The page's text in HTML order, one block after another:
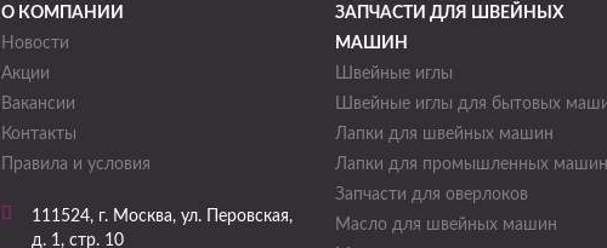
О КОМПАНИИ
Новости
Акции
Вакансии
Контакты
Правила и условия
111524, г. Москва, ул. Перовская,
д. 1, стр. 10
ЗАПЧАСТИ ДЛЯ ШВЕЙНЫХ
МАШИН
Швейные иглы
Швейные иглы для бытовых
Лапки для швейных машин
Лапки для промышленных машин
Запчасти для оверлоков
Масло для швейных машин